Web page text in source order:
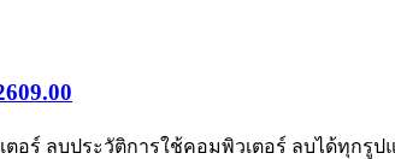
อร์ ลบประวัติการใช้คอมพิวเตอร์ ลบได้ทุกรูป